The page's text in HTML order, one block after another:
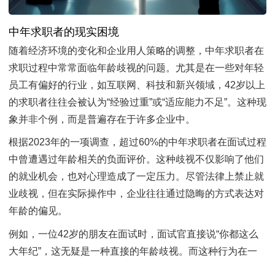
中年求职者的现实困境
随着经济环境的变化和企业用人策略的调整，中年求职者在
求职过程中常常面临年龄歧视的问题。尤其是在一些对年轻
员工有偏好的行业，如互联网、科技和新兴领域，42岁以上
的求职者往往会被认为“经验过重”或“适应能力不足”。这种现
象并非个例，而是普遍存在于许多企业中。
根据2023年的一项调查，超过60%的中年求职者在面试过程
中曾遭遇过年龄相关的负面评价。这种歧视不仅影响了他们
的就业机会，也对心理造成了一定压力。尽管法律上禁止就
业歧视，但在实际操作中，企业往往通过隐晦的方式表达对
年龄的偏见。
例如，一位42岁的朋友在面试时，面试官直接说“你都这么
大年纪”，这无疑是一种直接的年龄歧视。而这种行为在一